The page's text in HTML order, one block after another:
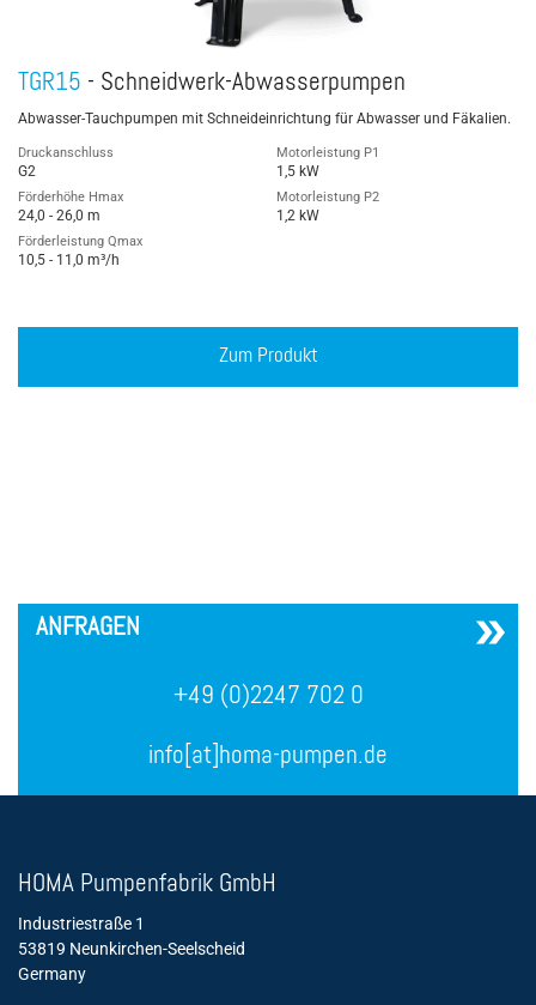
TGR15 - Schneidwerk-Abwasserpumpen
Abwasser-Tauchpumpen mit Schneideinrichtung für Abwasser und Fäkalien.
Druckanschluss
G2
Förderhöhe Hmax
24,0 - 26,0 m
Förderleistung Qmax
10,5 - 11,0 m³/h
Motorleistung P1
1,5 kW
Motorleistung P2
1,2 kW
Zum Produkt
ANFRAGEN
+49 (0)2247 702 0
info[at]homa-pumpen.de
HOMA Pumpenfabrik GmbH
Industriestraße 1
53819 Neunkirchen-Seelscheid
Germany